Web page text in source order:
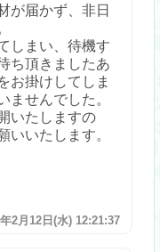
が届かず、非日
しまい、待機す
ち頂きましたあ
お掛けしてしま
ませんでした。
いたしますの
いいたします。
2月12日(水) 12:21:37